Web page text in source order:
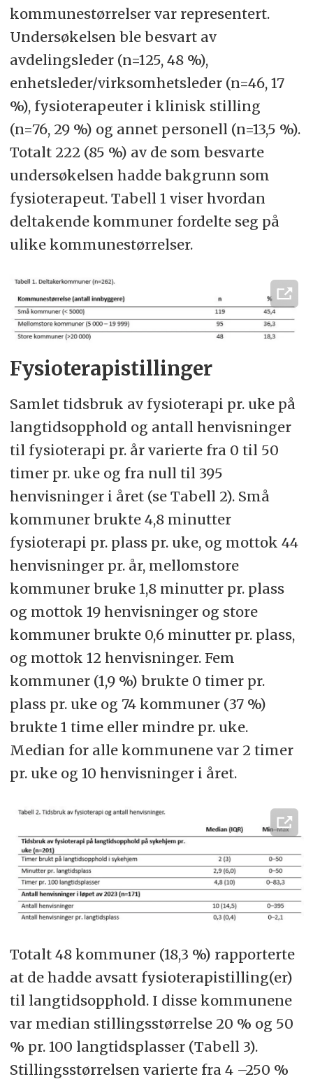
kommunestørrelser var representert.
Undersøkelsen ble besvart av
avdelingsleder (n=125, 48 %),
enhetsleder/virksomhetsleder (n=46, 17
%), fysioterapeuter i klinisk stilling
(n=76, 29 %) og annet personell (n=13,5 %).
Totalt 222 (85 %) av de som besvarte
undersøkelsen hadde bakgrunn som
fysioterapeut. Tabell 1 viser hvordan
deltakende kommuner fordelte seg på
ulike kommunestørrelser.
Fysioterapistillinger
Samlet tidsbruk av fysioterapi pr. uke på
langtidsopphold og antall henvisninger
til fysioterapi pr. år varierte fra 0 til 50
timer pr. uke og fra null til 395
henvisninger i året (se Tabell 2). Små
kommuner brukte 4,8 minutter
fysioterapi pr. plass pr. uke, og mottok 44
henvisninger pr. år, mellomstore
kommuner bruke 1,8 minutter pr. plass
og mottok 19 henvisninger og store
kommuner brukte 0,6 minutter pr. plass,
og mottok 12 henvisninger. Fem
kommuner (1,9 %) brukte 0 timer pr.
plass pr. uke og 74 kommuner (37 %)
brukte 1 time eller mindre pr. uke.
Median for alle kommunene var 2 timer
pr. uke og 10 henvisninger i året.
Totalt 48 kommuner (18,3 %) rapporterte
at de hadde avsatt fysioterapistilling(er)
til langtidsopphold. I disse kommunene
var median stillingsstørrelse 20 % og 50
% pr. 100 langtidsplasser (Tabell 3).
Stillingsstørrelsen varierte fra 4 –250 %